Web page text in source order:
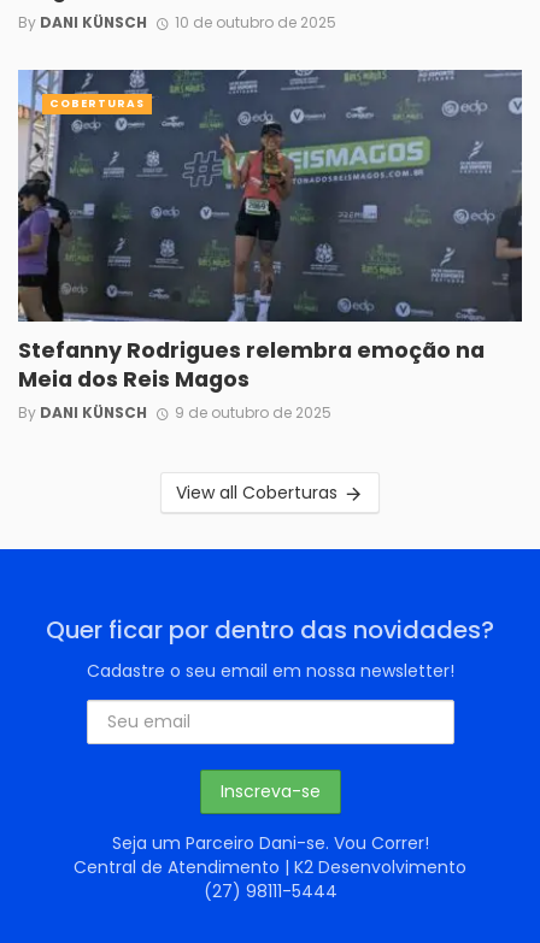
By DANI KÜNSCH 10 de outubro de 2025
Stefanny Rodrigues relembra emoção na
Meia dos Reis Magos
By DANI KÜNSCH 9 de outubro de 2025
COBERTURAS
View all Coberturas
Quer ficar por dentro das novidades?
Cadastre o seu email em nossa newsletter!
Seja um Parceiro Dani-se. Vou Correr!
Central de Atendimento | K2 Desenvolvimento
(27) 98111-5444